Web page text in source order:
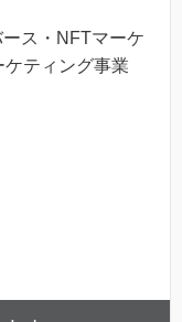
ス・NFTマーケ
ティング事業